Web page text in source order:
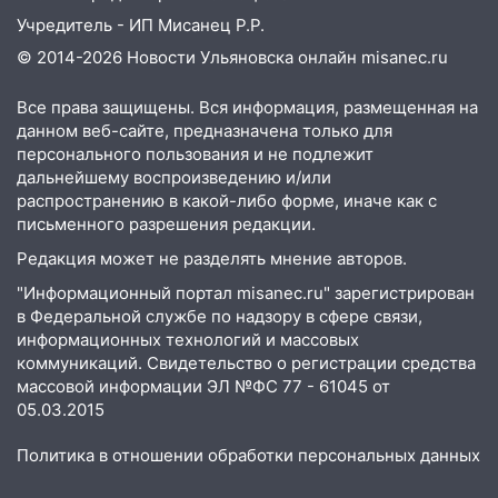
11:50 Заснул рядом с ребёнком и
случайно задушил его: суд вынес
приговор
11:38 В Ленинском районе пожар
полностью уничтожил дачный дом и
сарай
11:38 В Госдуме предложили отменить
ЕГЭ с 2027 года
11:25
В Ульяновске ИИ будет выявлять
нарушителей на контейнерных
площадках
11:20 Ульяновская шахматистка
Валерия Клейменова выиграла два
золота в составе сборной мира
11:16
В Ульяновске открыли памятную
доску декабристу Кондратию Рылееву
Учредитель - ИП Мисанец Р.Р.
© 2014-2026 Новости Ульяновска онлайн misanec.ru
Все права защищены. Вся информация, размещенная на
данном веб-сайте, предназначена только для
персонального пользования и не подлежит
дальнейшему воспроизведению и/или
распространению в какой-либо форме, иначе как с
письменного разрешения редакции.
Редакция может не разделять мнение авторов.
"Информационный портал misanec.ru" зарегистрирован
в Федеральной службе по надзору в сфере связи,
информационных технологий и массовых
коммуникаций. Свидетельство о регистрации средства
массовой информации ЭЛ №ФС 77 - 61045 от
05.03.2015
Политика в отношении обработки персональных данных